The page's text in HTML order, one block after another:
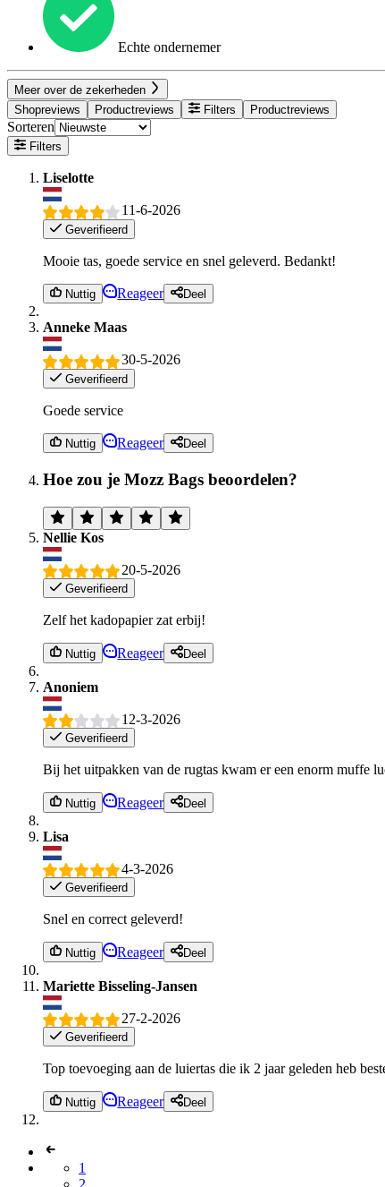
Echte ondernemer
Meer over de zekerheden
Shopreviews
Productreviews Filters Productreviews
Sorteren
Filters
Liselotte
11-6-2026
Geverifieerd
Mooie tas, goede service en snel geleverd. Bedankt!
Nuttig Reageer Deel
Anneke Maas
30-5-2026
Geverifieerd
Goede service
Nuttig Reageer Deel
Hoe zou je Mozz Bags beoordelen?
Nellie Kos
20-5-2026
Geverifieerd
Zelf het kadopapier zat erbij!
Nuttig Reageer Deel
Anoniem
12-3-2026
Geverifieerd
Bij het uitpakken van de rugtas kwam er een enorm muffe
Nuttig Reageer Deel
Lisa
4-3-2026
Geverifieerd
Snel en correct geleverd!
Nuttig Reageer Deel
Mariette Bisseling-Jansen
27-2-2026
Geverifieerd
Top toevoeging aan de luiertas die ik 2 jaar geleden heb
Nuttig Reageer Deel
1
2